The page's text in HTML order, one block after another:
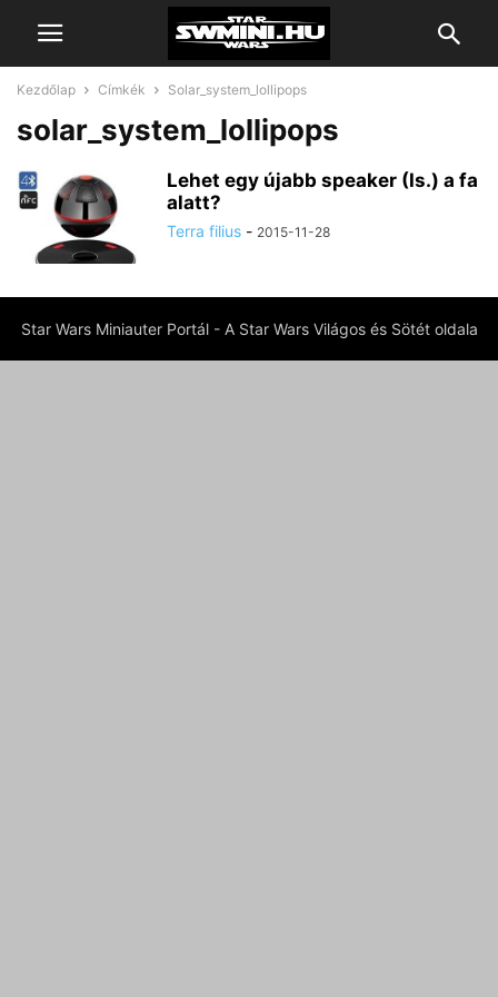
Kezdőlap Címkék Solar_system_lollipops
solar_system_lollipops
Lehet egy újabb speaker (Is.) a fa
alatt?
Terra filius - 2015-11-28
Star Wars Miniauter Portál - A Star Wars Világos és Sötét oldala